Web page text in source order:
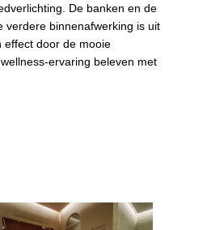
De banken en de
verdere binnenafwerking is uit
effect door de mooie
ervaring beleven met